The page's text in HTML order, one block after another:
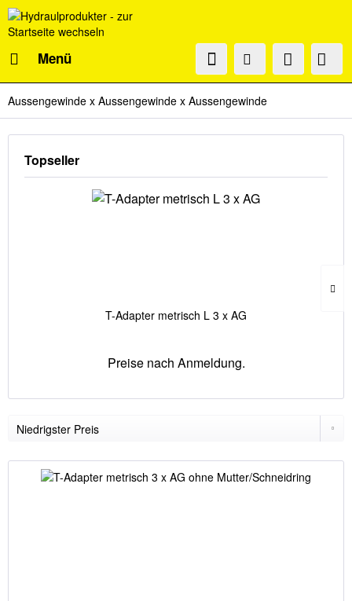
Menü
Aussengewinde x Aussengewinde x Aussengewinde
Topseller
T-Adapter metrisch L 3 x AG
Preise nach Anmeldung.